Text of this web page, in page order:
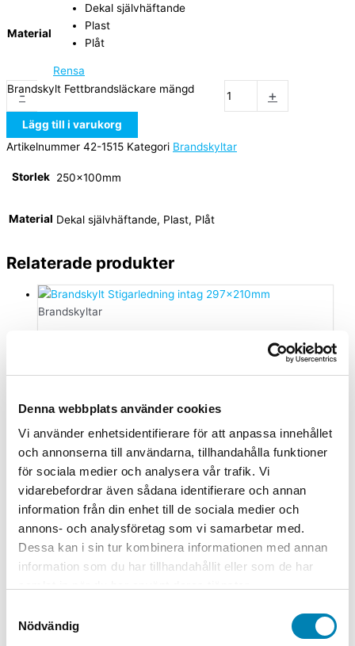
Denna webbplats använder cookies
Vi använder enhetsidentifierare för att anpassa innehållet
och annonserna till användarna, tillhandahålla funktioner
för sociala medier och analysera vår trafik. Vi
vidarebefordrar även sådana identifierare och annan
information från din enhet till de sociala medier och
annons- och analysföretag som vi samarbetar med.
Dessa kan i sin tur kombinera informationen med annan
information som du har tillhandahållit eller som de har
Nödvändig
Material
Dekal självhäftande
Plast
Plåt
Rensa
-
Brandskylt Fettbrandsläckare mängd +
Lägg till i varukorg
Artikelnummer 42-1515 Kategori Brandskyltar
Storlek 250x100mm
Material Dekal självhäftande, Plast, Plåt
Relaterade produkter
Brandskyltar
Brandskylt Stigarledning intag
Från:42,00kr33,60kr ink. momsex. moms
Välj
olika alternativen kan väljas på produktsidan
Brandskyltar
Brandskylt Branddörr stänger
automatiskt vid brand får ej
blockeras
alternativ
Den här produkten har flera varianter. De
olika alternativen kan väljas på produktsidan
Brandskyltar